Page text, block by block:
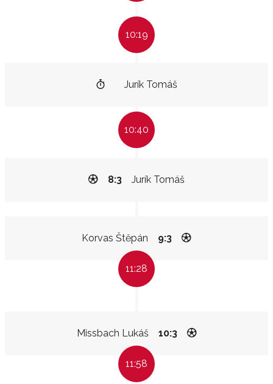
10:19
Jurík Tomáš
10:40
Jurík Tomáš
8:3
Korvas Štěpán 9:3
11:28
Missbach Lukáš 10:3
11:58